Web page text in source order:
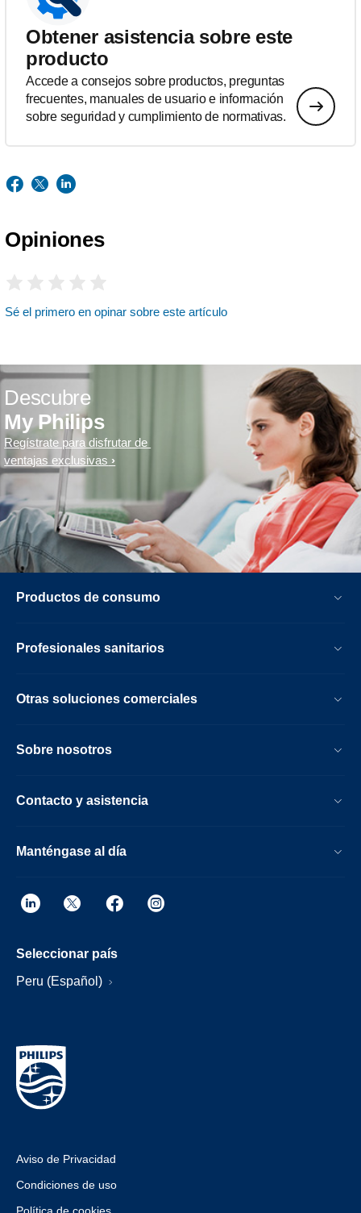
Obtener asistencia sobre este
producto
Accede a consejos sobre productos, preguntas
frecuentes, manuales de usuario e información
sobre seguridad y cumplimiento de normativas.
Opiniones
Sé el primero en opinar sobre este artículo
Descubre
My Philips
Regístrate para disfrutar de
ventajas exclusivas
Productos de consumo
Profesionales sanitarios
Otras soluciones comerciales
Sobre nosotros
Contacto y asistencia
Manténgase al día
Seleccionar país
Peru (Español)
Aviso de Privacidad
Condiciones de uso